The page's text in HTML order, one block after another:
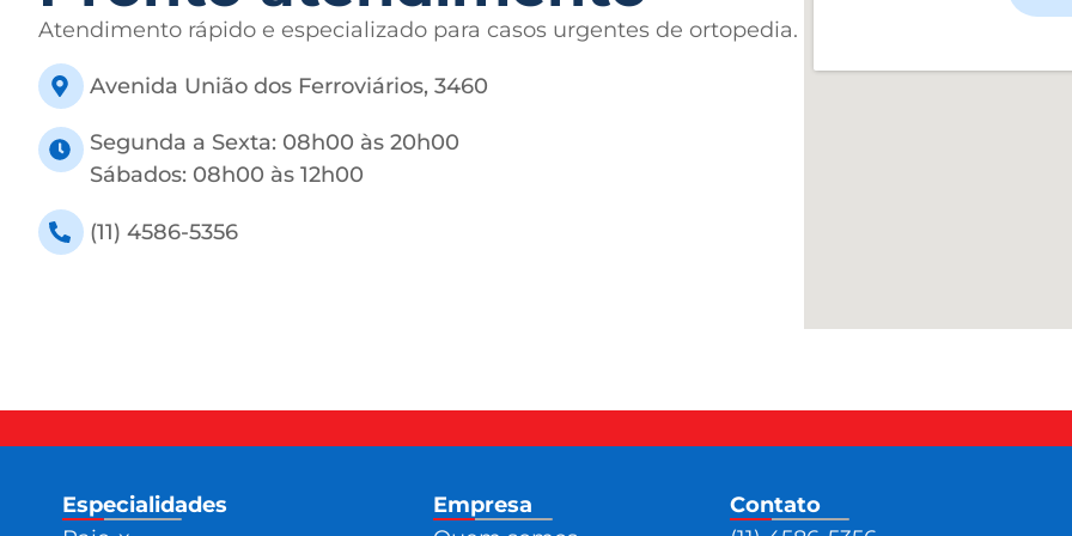
Atendimento rápido e especializado para casos urgentes de ortopedia.
Avenida União dos Ferroviários, 3460
Segunda a Sexta: 08h00 às 20h00
Sábados: 08h00 às 12h00
(11) 4586-5356
Especialidades
Empresa
Contato